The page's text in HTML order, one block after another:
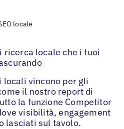
locale
ricerca locale che i tuoi
vincono per gli
il nostro report di
la funzione Competitor
visibilità, engagement
lasciati sul tavolo.